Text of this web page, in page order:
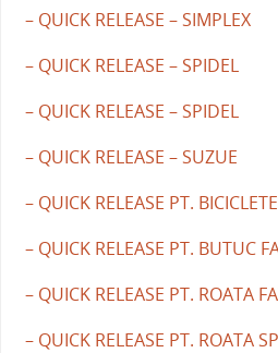
– QUICK RELEASE – SIMPLEX
– QUICK RELEASE – SPIDEL
– QUICK RELEASE – SPIDEL
– QUICK RELEASE – SUZUE
– QUICK RELEASE PT. BICICLETE
– QUICK RELEASE PT. BUTUC
– QUICK RELEASE PT. ROATA
– QUICK RELEASE PT. ROATA